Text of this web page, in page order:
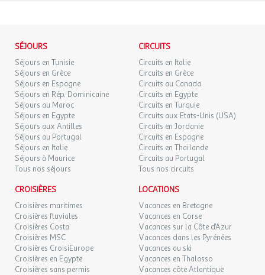
handicapés, bagagerie (gratuit), bar/lounge, golf, nettoyage
écologique, promotion de la réutilisation des serviettes de bain ,
système de recyclage à disposition, 100% non fumeur, Éclairage à
haut rendement énergétique, distributeurs de savon biologique,
produits locaux (kilomètre zéro), vaiselle sans plastique
Bon à savoir
Arrivée à partir de 15:00
Réception 24h
Enfants
Chaises hautes disponibles
20
21
AOÛT
66 €
au lieu de74 €
Retour le
SAM.
22
AOÛT
66 €
au lieu de
Retour le
23/08/2026
DIM.
23 66 €
24
AOÛT
66 €
au lieu de
Retour le
25/08/2026
MAR.
25
AOÛT
66 €/pers.
au lieu de
SÉJOURS
Séjours en Tunisie
Séjours en Grèce
Séjours en Espagne
Séjours en Rép. Dominicaine
Séjours au Maroc
Séjours en Egypte
Séjours aux Antilles
Séjours au Portugal
Séjours en Italie
Séjours à Maurice
Tous nos séjours
CIRCUITS
Circuits en Italie
Circuits en Grèce
Circuits au Canada
Circuits en Egypte
Circuits en Turquie
Circuits aux Etats-Unis (USA)
Circuits en Jordanie
Circuits en Espagne
Circuits en Thaïlande
Circuits au Portugal
Tous nos circuits
CROISIÈRES
Croisières maritimes
Croisières fluviales
Croisières Costa
Croisières MSC
Croisières CroisiEurope
Croisières en Egypte
Croisières sans permis
LOCATIONS
Vacances en Bretagne
Vacances en Corse
Vacances sur la Côte d'Azur
Vacances dans les Pyrénées
Vacances au ski
Vacances en Thalasso
Vacances côte Atlantique